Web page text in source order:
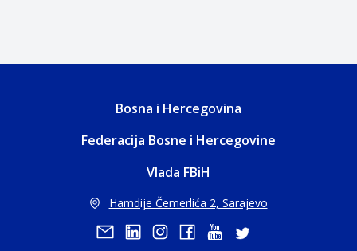
Bosna i Hercegovina
Federacija Bosne i Hercegovine
Vlada FBiH
Hamdije Čemerlića 2, Sarajevo